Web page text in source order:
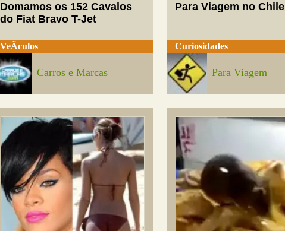
Domamos os 152 Cavalos
do Fiat Bravo T-Jet
VeÃ­culos
Carros e Marcas
Para Viagem no Chile
Curiosidades
Para Viagem